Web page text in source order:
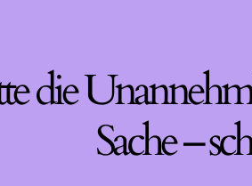
die
Sache –